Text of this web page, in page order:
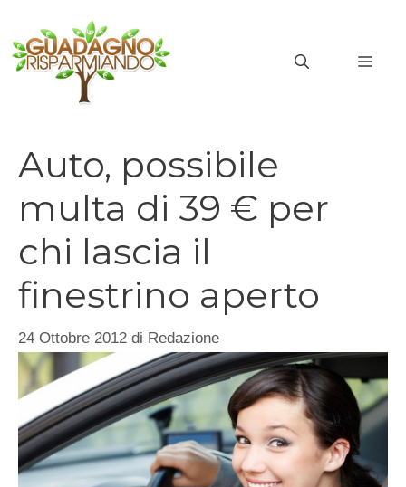
contenuto
Auto, possibile
multa di 39 € per
chi lascia il
finestrino aperto
24 Ottobre 2012 di Redazione